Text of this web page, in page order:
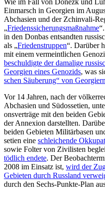
Einmarsch in Georgien im
Abchasien und der Zchinvali-
„Friedens­si­che­rungs­maß­nahme
in den Donbas entsandten
als „Friedens­truppen“. Darüber
mit einem vermeint­lichen
beschul­digte der damalige
Georgien eines Genozids, was
schen Säuberung“ von Georgiern
Vor 14 Jahren, nach der
Abchasien und Südos­setien,
ons­ver­träge mit den beiden
der Annexion darstellten.
beiden Gebieten Militär­basen
setien eine schlei­chende
sowie Folter von Zivilisten
tödlich endete. Der
2008 im Einsatz ist, wird der
Gebieten durch Russland
durch den Sechs-Punkte-Plan